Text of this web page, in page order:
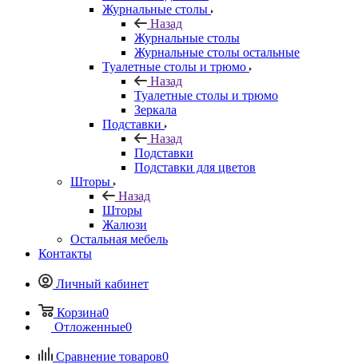
Журнальные столы
Назад
Журнальные столы
Журнальные столы остальные
Туалетные столы и трюмо
Назад
Туалетные столы и трюмо
Зеркала
Подставки
Назад
Подставки
Подставки для цветов
Шторы
Назад
Шторы
Жалюзи
Остальная мебель
Контакты
Личный кабинет
Корзина0
Отложенные0
Сравнение товаров0